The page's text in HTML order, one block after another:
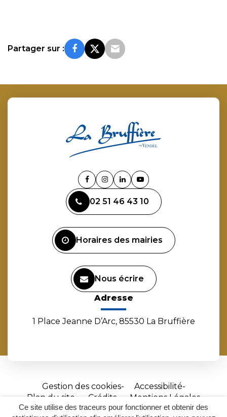
Ce site utilise des traceurs pour fonctionner et obtenir des
Partager sur :
Lien
vers
le
compte
Lien
le
compte
Lien
le
compte
Lien
la
chaîne
02 51 46 43 10
Horaires des mairies
Nous écrire
Adresse
1 Place Jeanne D’Arc, 85530 La Bruffière
Gestion des cookies
Accessibilité
Plan du site
Crédits
Mentions Légales